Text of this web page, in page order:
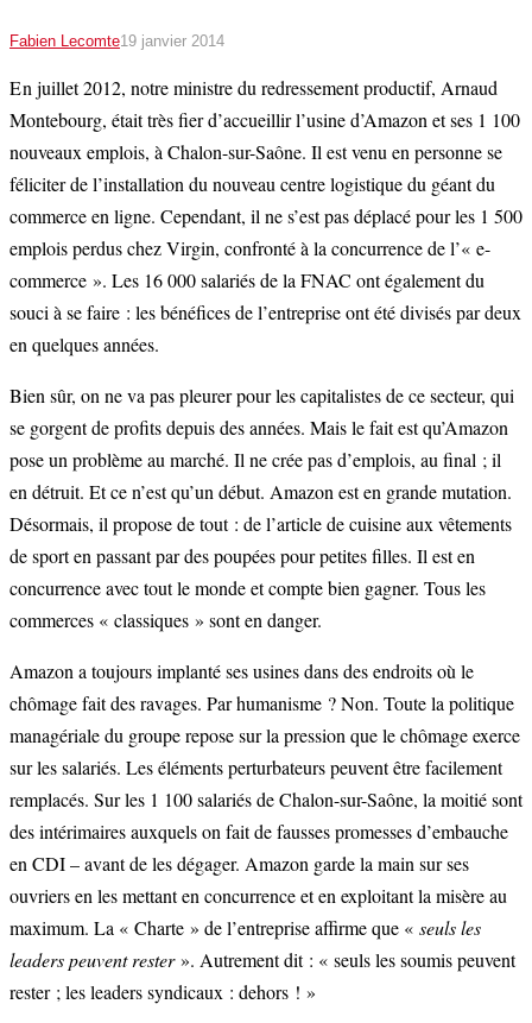
Fabien Lecomte19 janvier 2014
E n juillet 2012, notre ministre du redressement productif, Arnaud
Montebourg, était très fier d’accueillir l’usine d’Amazon et ses 1 100
nouveaux emplois, à Chalon-sur-Saône. Il est venu en personne se
féliciter de l’installation du nouveau centre logistique du géant du
commerce en ligne. Cependant, il ne s’est pas déplacé pour les 1 500
emplois perdus chez Virgin, confronté à la concurrence de l’« e-
commerce ». Les 16 000 salariés de la FNAC ont également du
souci à se faire : les bénéfices de l’entreprise ont été divisés par deux
en quelques années.
Bien sûr, on ne va pas pleurer pour les capitalistes de ce secteur, qui
se gorgent de profits depuis des années. Mais le fait est qu’Amazon
pose un problème au marché. Il ne crée pas d’emplois, au final ; il
en détruit. Et ce n’est qu’un début. Amazon est en grande mutation.
Désormais, il propose de tout : de l’article de cuisine aux vêtements
de sport en passant par des poupées pour petites filles. Il est en
concurrence avec tout le monde et compte bien gagner. Tous les
commerces « classiques » sont en danger.
Amazon a toujours implanté ses usines dans des endroits où le
chômage fait des ravages. Par humanisme ? Non. Toute la politique
managériale du groupe repose sur la pression que le chômage exerce
sur les salariés. Les éléments perturbateurs peuvent être facilement
remplacés. Sur les 1 100 salariés de Chalon-sur-Saône, la moitié sont
des intérimaires auxquels on fait de fausses promesses d’embauche
en CDI – avant de les dégager. Amazon garde la main sur ses
ouvriers en les mettant en concurrence et en exploitant la misère au
maximum. La « Charte » de l’entreprise affirme que « seuls les
leaders peuvent rester». Autrement dit : « seuls les soumis peuvent
rester ; les leaders syndicaux : dehors ! »